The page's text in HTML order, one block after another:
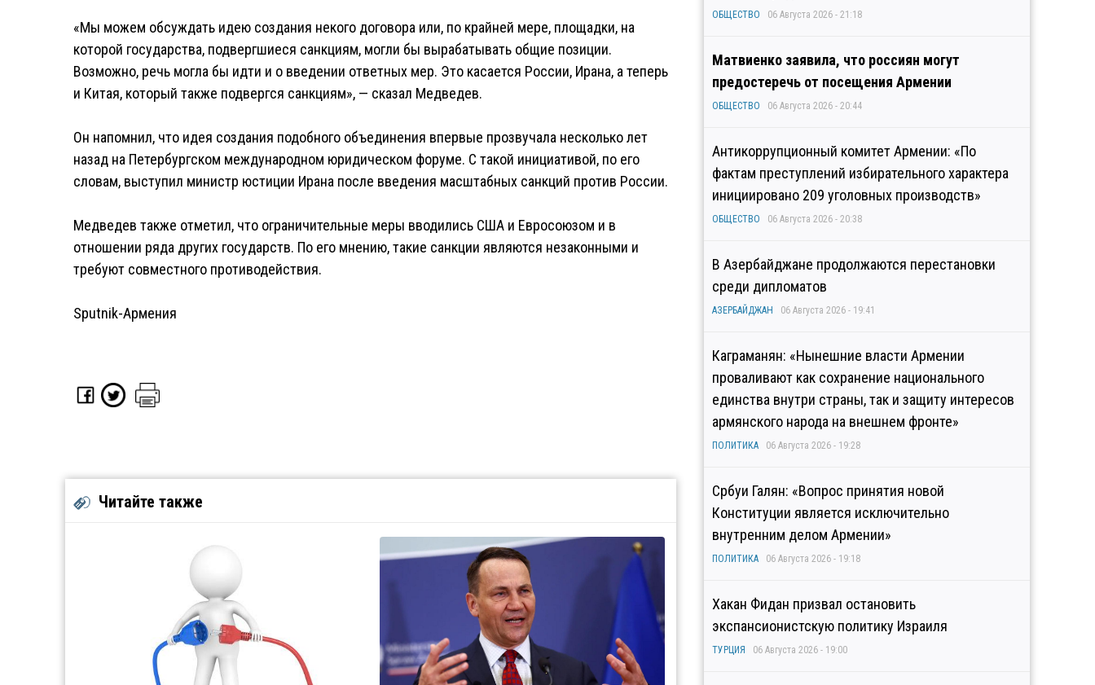
«Мы можем обсуждать идею создания некого договора или, по крайней мере, площадки, на
которой государства, подвергшиеся санкциям, могли бы вырабатывать общие позиции.
Возможно, речь могла бы идти и о введении ответных мер. Это касается России, Ирана, а теперь
и Китая, который также подвергся санкциям», — сказал Медведев.
Он напомнил, что идея создания подобного объединения впервые прозвучала несколько лет
назад на Петербургском международном юридическом форуме. С такой инициативой, по его
словам, выступил министр юстиции Ирана после введения масштабных санкций против России.
Медведев также отметил, что ограничительные меры вводились США и Евросоюзом и в
отношении ряда других государств. По его мнению, такие санкции являются незаконными и
требуют совместного противодействия.
Sputnik-Армения
Читайте также
ОБЩЕСТВО 06 Августа 2026 - 21:18
Матвиенко заявила, что россиян могут
предостеречь от посещения Армении
ОБЩЕСТВО 06 Августа 2026 - 20:44
Антикоррупционный комитет Армении: «По
фактам преступлений избирательного характера
инициировано 209 уголовных производств»
ОБЩЕСТВО 06 Августа 2026 - 20:38
В Азербайджане продолжаются перестановки
среди дипломатов
АЗЕРБАЙДЖАН 06 Августа 2026 - 19:41
Каграманян: «Нынешние власти Армении
проваливают как сохранение национального
единства внутри страны, так и защиту интересов
армянского народа на внешнем фронте»
ПОЛИТИКА 06 Августа 2026 - 19:28
Србуи Галян: «Вопрос принятия новой
Конституции является исключительно
внутренним делом Армении»
ПОЛИТИКА 06 Августа 2026 - 19:18
Хакан Фидан призвал остановить
экспансионистскую политику Израиля
ТУРЦИЯ 06 Августа 2026 - 19:00